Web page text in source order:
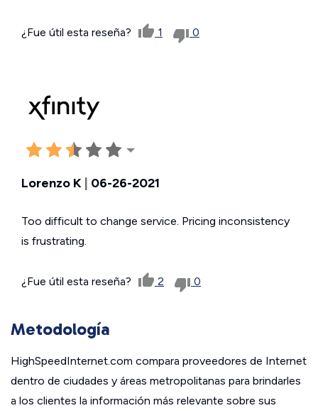
¿Fue útil esta reseña? 1 0
Lorenzo K | 06-26-2021
Too difficult to change service. Pricing inconsistency
is frustrating.
¿Fue útil esta reseña? 2 0
Metodología
HighSpeedInternet.com compara proveedores de Internet
dentro de ciudades y áreas metropolitanas para brindarles
a los clientes la información más relevante sobre sus